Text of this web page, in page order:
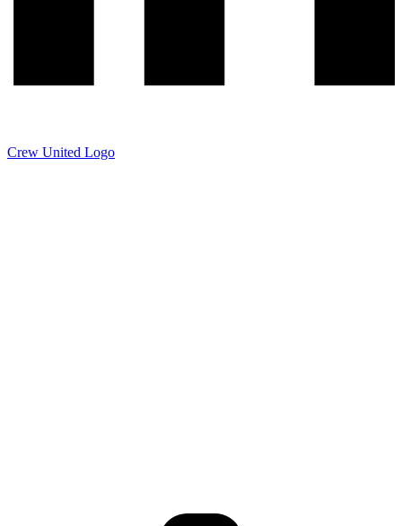
Crew United Logo